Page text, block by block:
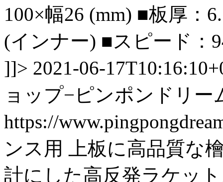
100×幅26 (mm) ■板厚：
(インナー) ■スピード：
]]> 2021-06-
ョップ−ピンポンドリー
https://
ンス用 上板に高品質な
計にした高反発ラケッ